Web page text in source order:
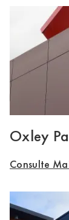
Oxley
Consulte